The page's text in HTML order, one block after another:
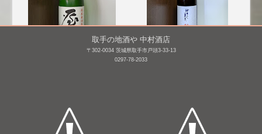
ゆきの美人 純米(火入れ)
取手の地酒や 中村酒店
〒302-0034 茨城県取手市戸頭3-33-13
0297-78-2033